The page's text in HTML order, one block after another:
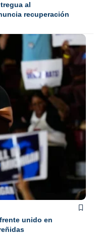
al
recuperación
unido en